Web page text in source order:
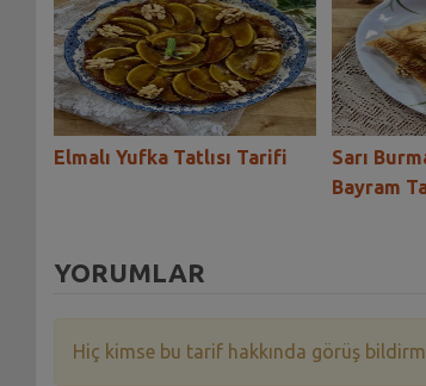
Elmalı Yufka Tatlısı Tarifi
Sarı
Bayram
YORUMLAR
Hiç kimse bu tarif hakkında görüş